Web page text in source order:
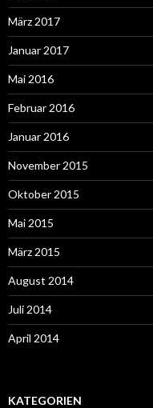
März 2017
Januar 2017
Mai 2016
Februar 2016
Januar 2016
November 2015
Oktober 2015
Mai 2015
März 2015
August 2014
Juli 2014
April 2014
KATEGORIEN